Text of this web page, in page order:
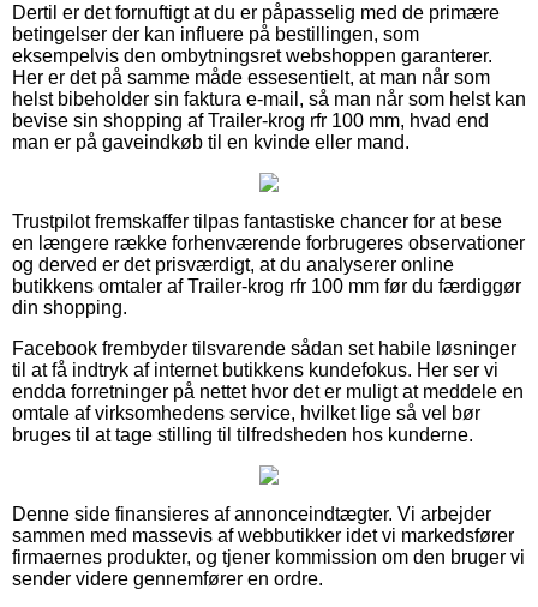
Dertil er det fornuftigt at du er påpasselig med de primære
betingelser der kan influere på bestillingen, som
eksempelvis den ombytningsret webshoppen garanterer.
Her er det på samme måde essesentielt, at man når som
helst bibeholder sin faktura e-mail, så man når som helst kan
bevise sin shopping af Trailer-krog rfr 100 mm, hvad end
man er på gaveindkøb til en kvinde eller mand.
Trustpilot fremskaffer tilpas fantastiske chancer for at bese
en længere række forhenværende forbrugeres observationer
og derved er det prisværdigt, at du analyserer online
butikkens omtaler af Trailer-krog rfr 100 mm før du færdiggør
din shopping.
Facebook frembyder tilsvarende sådan set habile løsninger
til at få indtryk af internet butikkens kundefokus. Her ser vi
endda forretninger på nettet hvor det er muligt at meddele en
omtale af virksomhedens service, hvilket lige så vel bør
bruges til at tage stilling til tilfredsheden hos kunderne.
Denne side finansieres af annonceindtægter. Vi arbejder
sammen med massevis af webbutikker idet vi markedsfører
firmaernes produkter, og tjener kommission om den bruger vi
sender videre gennemfører en ordre.